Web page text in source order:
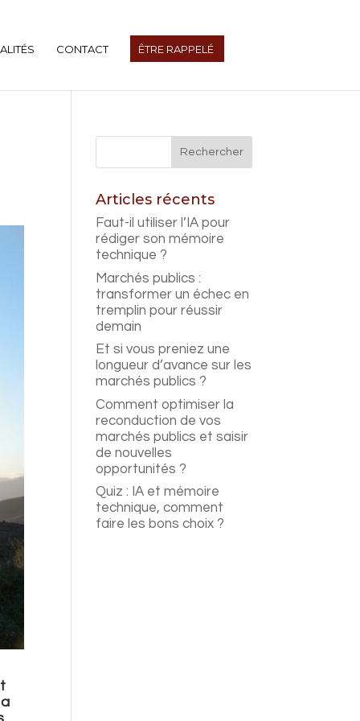
CONTACT ÊTRE RAPPELÉ
Articles récents
Faut-il utiliser l’IA pour
rédiger son mémoire
technique ?
Marchés publics :
transformer un échec en
tremplin pour réussir
demain
Et si vous preniez une
longueur d’avance sur les
marchés publics ?
Comment optimiser la
reconduction de vos
marchés publics et saisir
de nouvelles
opportunités ?
Quiz : IA et mémoire
technique, comment
faire les bons choix ?